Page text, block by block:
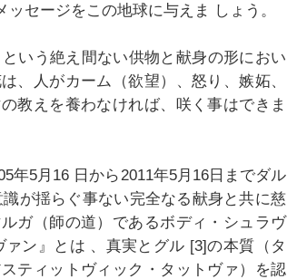
セージをこの地球に与えま しょう。
いう絶え間ない供物と献身の形におい
、人がカーム（欲望）、怒り、嫉妬、
教えを養わなければ、咲く事はできま
年5月16 日から2011年5月16日までダル
が揺らぐ事ない完全なる献身と共に慈
ガ（師の道）であるボディ・シュラヴ
ン』とは 、真実とグル [3]の本質（タ
ティットヴィック・タットヴァ）を認